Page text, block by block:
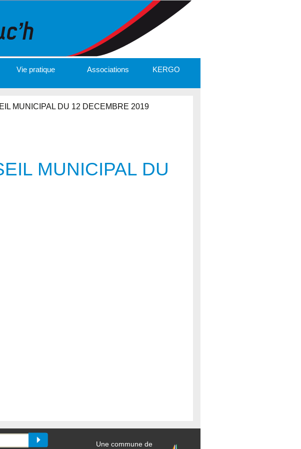
Vie pratique Associations KERGO
MUNICIPAL DU 12 DECEMBRE 2019
MUNICIPAL DU
Une commune de